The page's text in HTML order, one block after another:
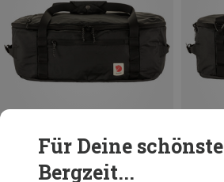
Für Deine schönste
Bergzeit...